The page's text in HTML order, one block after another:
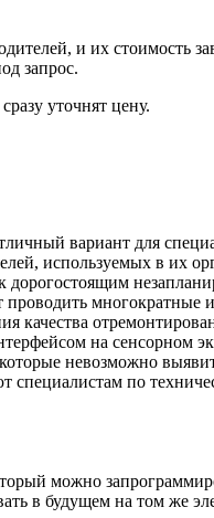
и их стоимость
запрос.
уточнят цену.
вариант для
используемых в
дорогостоящим
качества
на сенсорном
невозможно
специалистам по
можно
в будущем на том же